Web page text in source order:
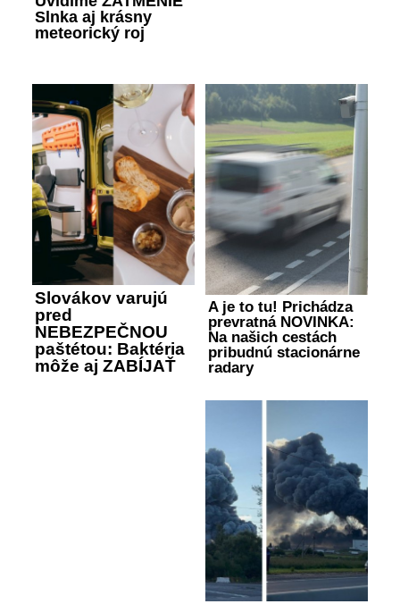
Slnka aj krásny
meteorický roj
Slovákov varujú
pred
NEBEZPEČNOU
paštétou: Baktéria
môže aj ZABÍJAŤ
A je to tu! Prichádza
prevratná NOVINKA:
Na našich cestách
pribudnú stacionárne
radary